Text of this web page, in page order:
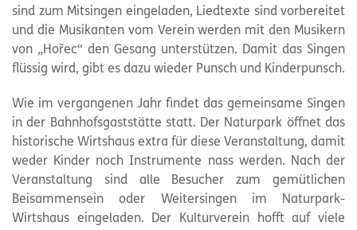
sind zum Mitsingen eingeladen, Liedtexte sind vorbereitet
und die Musikanten vom Verein werden mit den Musikern
von „Hořec“ den Gesang unterstützen. Damit das Singen
flüssig wird, gibt es dazu wieder Punsch und Kinderpunsch.
Wie im vergangenen Jahr findet das gemeinsame Singen
in der Bahnhofsgaststätte statt. Der Naturpark öffnet das
historische Wirtshaus extra für diese Veranstaltung, damit
weder Kinder noch Instrumente nass werden. Nach der
Veranstaltung sind alle Besucher zum gemütlichen
Beisammensein oder Weitersingen im Naturpark-
Wirtshaus eingeladen. Der Kulturverein hofft auf viele